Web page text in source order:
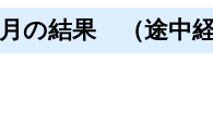
の結果 （途中経